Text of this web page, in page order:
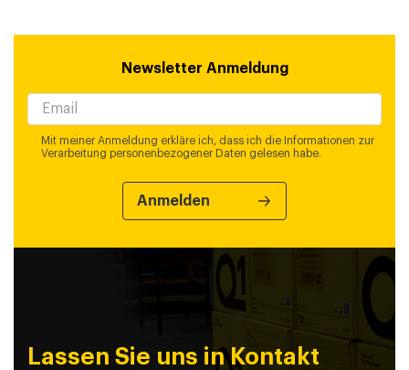
Newsletter Anmeldung
Mit meiner Anmeldung erkläre ich, dass ich die Informationen zur
Verarbeitung personenbezogener Daten gelesen habe.
Lassen Sie uns in Kontakt